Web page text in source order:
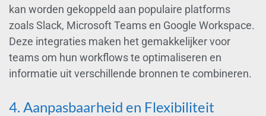
kan worden gekoppeld aan populaire platforms
zoals Slack, Microsoft Teams en Google Workspace.
Deze integraties maken het gemakkelijker voor
teams om hun workflows te optimaliseren en
informatie uit verschillende bronnen te combineren.
4. Aanpasbaarheid en Flexibiliteit